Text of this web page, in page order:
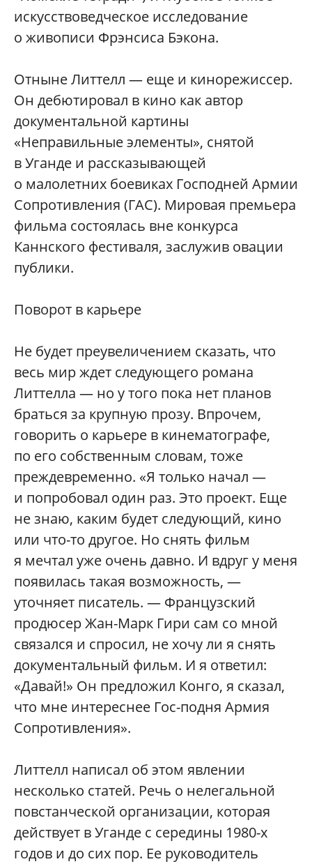
искусствоведческое исследование
о живописи Фрэнсиса Бэкона.
Отныне Литтелл — еще и кинорежиссер.
Он дебютировал в кино как автор
документальной картины
«Неправильные элементы», снятой
в Уганде и рассказывающей
о малолетних боевиках Господней Армии
Сопротивления (ГАС). Мировая премьера
фильма состоялась вне конкурса
Каннского фестиваля, заслужив овации
публики.
Поворот в карьере
Не будет преувеличением сказать, что
весь мир ждет следующего романа
Литтелла — но у того пока нет планов
браться за крупную прозу. Впрочем,
говорить о карьере в кинематографе,
по его собственным словам, тоже
преждевременно. «Я только начал —
и попробовал один раз. Это проект. Еще
не знаю, каким будет следующий, кино
или что-то другое. Но снять фильм
я мечтал уже очень давно. И вдруг у меня
появилась такая возможность, —
уточняет писатель. — Французский
продюсер Жан-Марк Гири сам со мной
связался и спросил, не хочу ли я снять
документальный фильм. И я ответил:
«Давай!» Он предложил Конго, я сказал,
что мне интереснее Гос-подня Армия
Сопротивления».
Литтелл написал об этом явлении
несколько статей. Речь о нелегальной
повстанческой организации, которая
действует в Уганде с середины 1980-х
годов и до сих пор. Ее руководитель